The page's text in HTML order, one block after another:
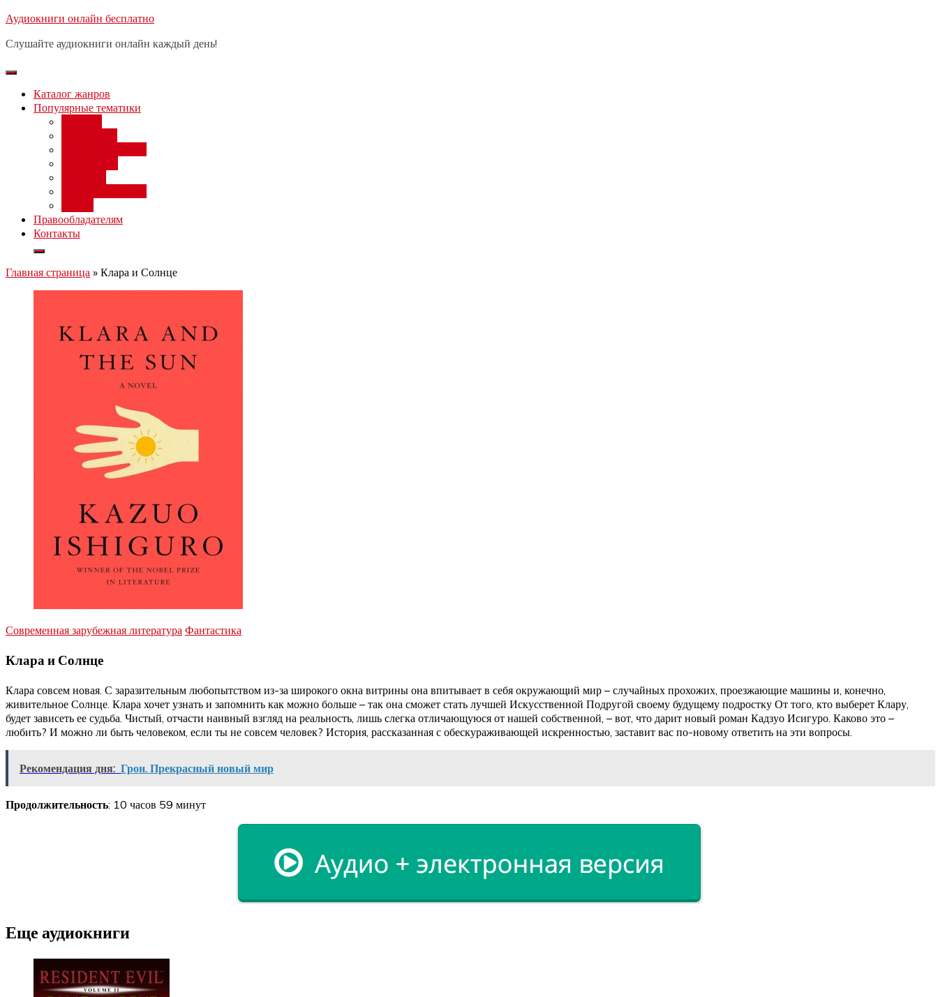
Перейти
содержимому
Аудиокниги онлайн бесплатно
Слушайте аудиокниги онлайн каждый день!
Каталог жанров
Популярные тематики
Правообладателям
Контакты
Главная страница » Клара и Солнце
Современная зарубежная литература Фантастика
Клара и Солнце
Клара совсем новая. С заразительным любопытством из-за широкого окна витрины она впитывает в себя окружающий мир – случайных прохожих, проезжающие машины и, конечно,
живительное Солнце. Клара хочет узнать и запомнить как можно больше – так она сможет стать лучшей Искусственной Подругой своему будущему подростку От того, кто выберет Клару,
будет зависеть ее судьба. Чистый, отчасти наивный взгляд на реальность, лишь слегка отличающуюся от нашей собственной, – вот, что дарит новый роман Кадзуо Исигуро. Каково это –
любить? И можно ли быть человеком, если ты не совсем человек? История, рассказанная с обескураживающей искренностью, заставит вас по-новому ответить на эти вопросы.
Рекомендация дня: Грон. Прекрасный новый мир
Продолжительность: 10 часов 59 минут
Еще аудиокниги